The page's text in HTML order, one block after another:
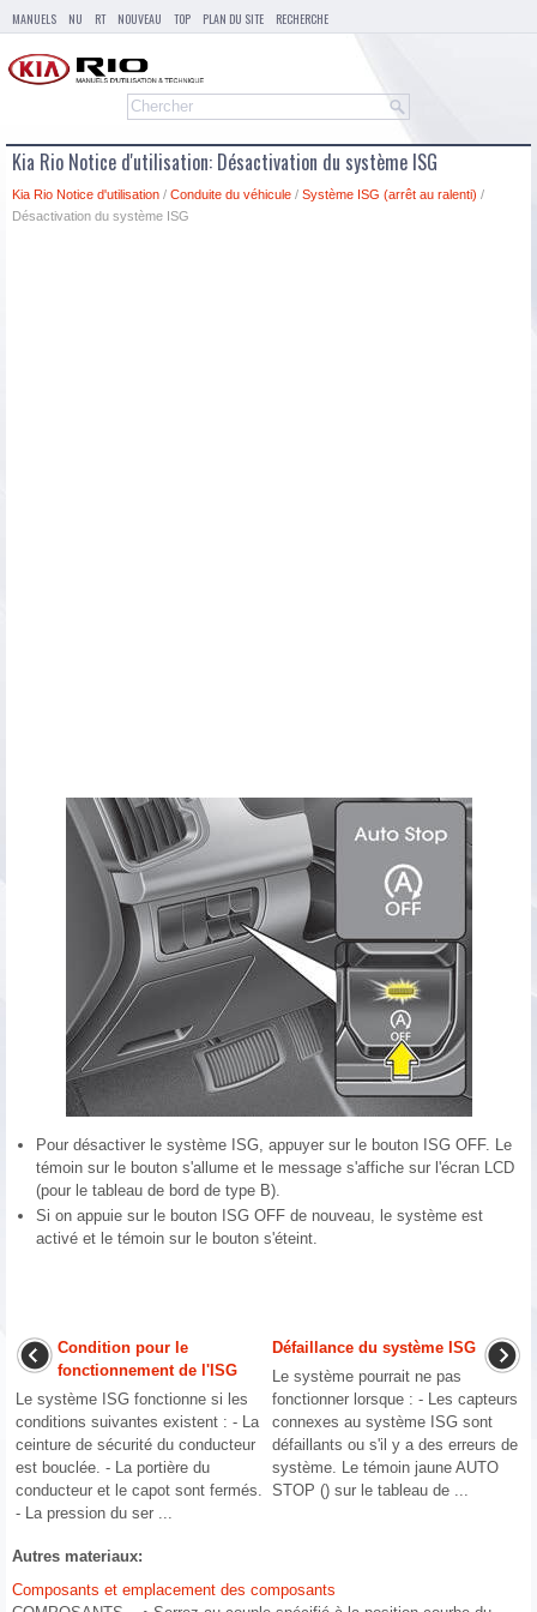
MANUELS NU RT NOUVEAU TOP PLAN DU SITE RECHERCHE
Kia Rio Notice d'utilisation: Désactivation du système ISG
Kia Rio Notice d'utilisation / Conduite du véhicule / Système ISG (arrêt au ralenti) /
Désactivation du système ISG
Pour désactiver le système ISG, appuyer sur le bouton ISG OFF. Le
témoin sur le bouton s'allume et le message s'affiche sur l'écran LCD
(pour le tableau de bord de type B).
Si on appuie sur le bouton ISG OFF de nouveau, le système est
activé et le témoin sur le bouton s'éteint.
Condition pour le
fonctionnement de l'ISG
Le système ISG fonctionne si les
conditions suivantes existent : - La
ceinture de sécurité du conducteur
est bouclée. - La portière du
conducteur et le capot sont fermés.
- La pression du ser ...
Défaillance du système ISG
Le système pourrait ne pas
fonctionner lorsque : - Les capteurs
connexes au système ISG sont
défaillants ou s'il y a des erreurs de
système. Le témoin jaune AUTO
STOP () sur le tableau de ...
Autres materiaux:
Composants et emplacement des composants